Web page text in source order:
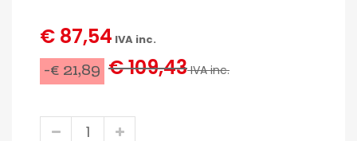
€ 87,54 IVA inc.
-€ 21,89 € 109,43IVA inc.